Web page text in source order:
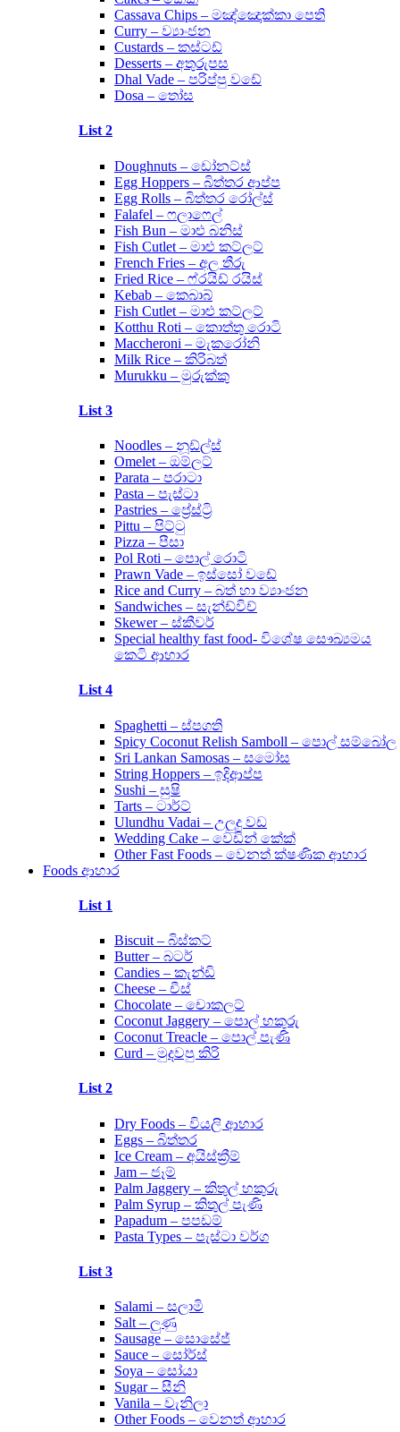
Cassava Chips – මඤ්ඤොක්කා පෙති
Curry – ව්‍යාංජන
Custards – කස්ටඩ්
Desserts – අතුරුපස
Dhal Vade – පරිප්පු වඩේ
Dosa – තෝස
List 2
Doughnuts – ඩෝනට්ස්
Egg Hoppers – බිත්තර ආප්ප
Egg Rolls – බිත්තර රෝල්ස්
Falafel – ෆලාෆෙල්
Fish Bun – මාළු බනිස්
Fish Cutlet – මාළු කට්ලට්
French Fries – අල තීරු
Fried Rice – ෆ්රයිඩ් රයිස්
Kebab – කෙබාබ්
Fish Cutlet – මාළු කට්ලට්
Kotthu Roti – කොත්තු රොටි
Maccheroni – මැකරෝනි
Milk Rice – කිරිබත්
Murukku – මුරුක්කු
List 3
Noodles – නූඩ්ල්ස්
Omelet – ඔම්ලට්
Parata – පරාටා
Pasta – පැස්ටා
Pastries – ප්‍රේස්ට්‍රි
Pittu – පිට්ටු
Pizza – පීසා
Pol Roti – පොල් රොටි
Prawn Vade – ඉස්සෝ වඩේ
Rice and Curry – බත් හා ව්‍යාංජන
Sandwiches – සැන්ඩ්විච්
Skewer – ස්කීවර්
Special healthy fast food- විශේෂ සෞඛ්‍යමය
කෙටි ආහාර
List 4
Spaghetti – ස්පගති
Spicy Coconut Relish Samboll – පොල් සම්බෝල
Sri Lankan Samosas – සමෝස
String Hoppers – ඉදිආප්ප
Sushi – සුෂි
Tarts – ටාර්ට්
Ulundhu Vadai – උලුදු වඩ
Wedding Cake – වෙඩින් කේක්
Other Fast Foods – වෙනත් ක්ෂණික ආහාර
Foods ආහාර
List 1
Biscuit – බිස්කට්
Butter – බටර්
Candies – කැන්ඩි
Cheese – චීස්
Chocolate – චොකලට්
Coconut Jaggery – පොල් හකුරු
Coconut Treacle – පොල් පැණි
Curd – මුදවපු කිරි
List 2
Dry Foods – වියලි ආහාර
Eggs – බිත්තර
Ice Cream – අයිස්ක්‍රීම්
Jam – ජෑම්
Palm Jaggery – කිතුල් හකුරු
Palm Syrup – කිතුල් පැණි
Papadum – පපඩම්
Pasta Types – පැස්ටා වර්ග
List 3
Salami – සලාමි
Salt – ලුණු
Sausage – සොසේජ්
Sauce – සෝර්ස්
Soya – සෝයා
Sugar – සීනි
Vanila – වැනිලා
Other Foods – වෙනත් ආහාර